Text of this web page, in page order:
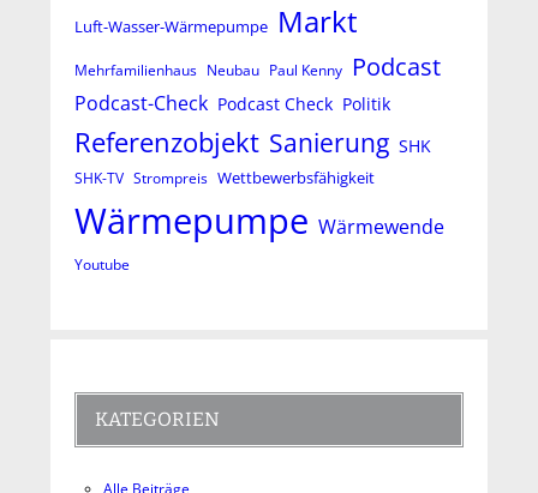
Luft-Wasser-Wärmepumpe Markt
Mehrfamilienhaus Neubau Paul Kenny Podcast
Podcast-Check Podcast Check Politik
Referenzobjekt Sanierung SHK
SHK-TV Strompreis Wettbewerbsfähigkeit
Wärmepumpe Wärmewende
Youtube
KATEGORIEN